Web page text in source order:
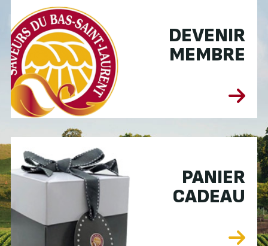
DEVENIR
MEMBRE
PANIER
CADEAU